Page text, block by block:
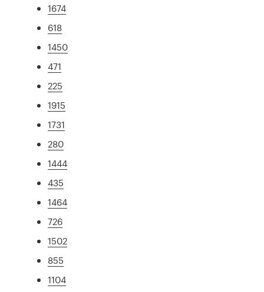
1674
618
1450
471
225
1915
1731
280
1444
435
1464
726
1502
855
1104